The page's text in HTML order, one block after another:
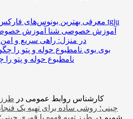
معرفی بهترین بونوس‌های فارکس در سایت tgju
آموزش خصوصی شنا
در منزل: راهی سریع و
بوی
نامطبوع حوله و پتو را
کارشناس روابط عمومی در طرز
چینی؛ روشی ساده برای تهیه یک
شمیم در طرز تهیه قهوه با قوری